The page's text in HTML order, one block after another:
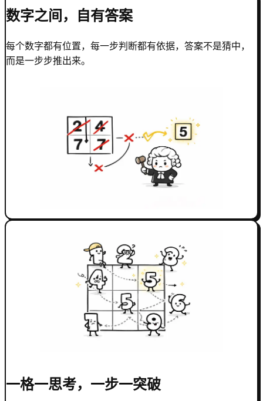
数字之间，自有答案
每个数字都有位置，每一步判断都有依据，答案不是猜中，
而是一步步推出来。
一格一思考，一步一突破